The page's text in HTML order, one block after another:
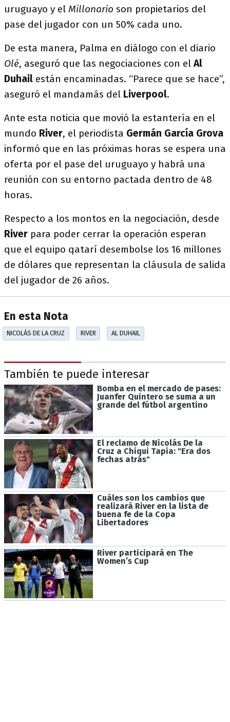
uruguayo y el Millonario son propietarios del
pase del jugador con un 50% cada uno.
De esta manera, Palma en diálogo con el diario
Olé, aseguró que las negociaciones con elAl
Duhail están encaminadas. “Parece que se hace”,
aseguró el mandamás del Liverpool.
Ante esta noticia que movió la estantería en el
mundo River, el periodista Germán García Grova
informó que en las próximas horas se espera una
oferta por el pase del uruguayo y habrá una
reunión con su entorno pactada dentro de 48
horas.
Respecto a los montos en la negociación, desde
River para poder cerrar la operación esperan
que el equipo qatarí desembolse los 16 millones
de dólares que representan la cláusula de salida
del jugador de 26 años.
En esta Nota
NICOLÁS DE LA CRUZ RIVER AL DUHAIL
También te puede interesar
Bomba en el mercado de pases:
Juanfer Quintero se suma a un
grande del fútbol argentino
El reclamo de Nicolás De la
Cruz a Chiqui Tapia: "Era dos
fechas atrás"
Cuáles son los cambios que
realizará River en la lista de
buena fe de la Copa
Libertadores
River participará en The
Women’s Cup